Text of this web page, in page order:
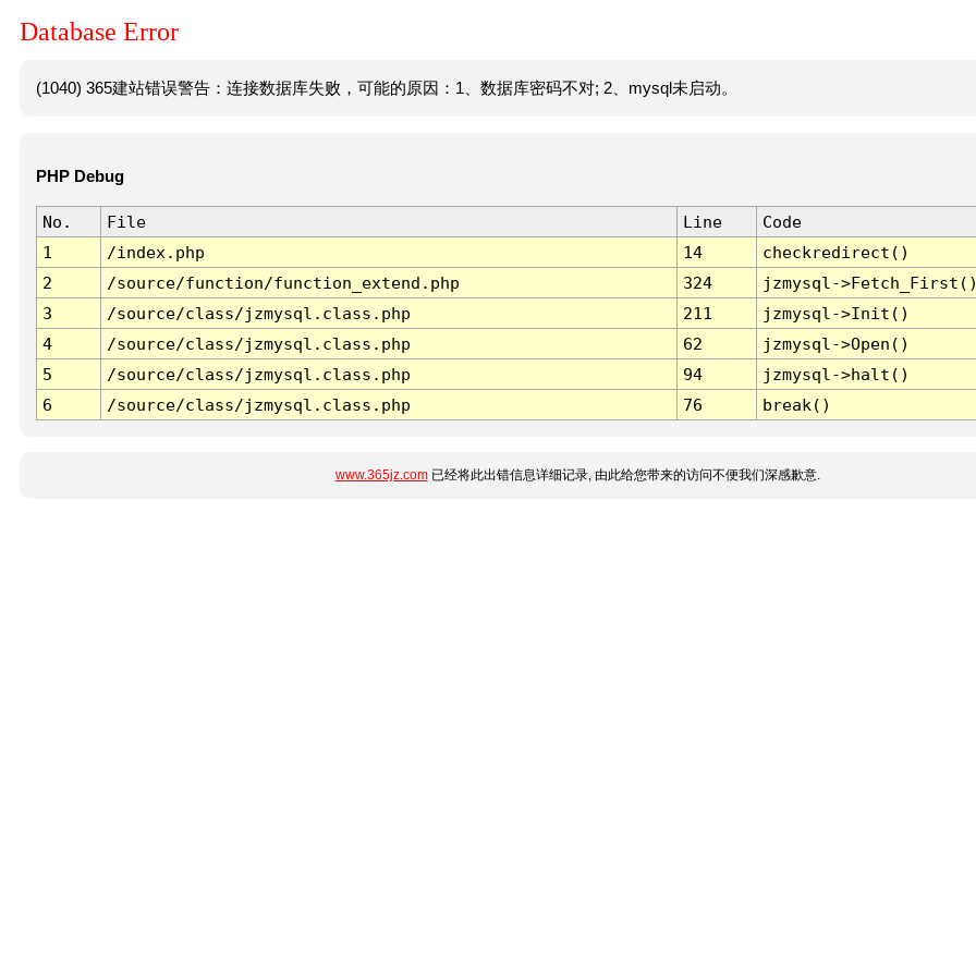
Database Error
(1040) 365建站错误警告：连接数据库失败，可能的原因：1、数据库密码不对; 2、mysql未启动。
PHP Debug
No. File Line
Code
1
/index.php 14
checkredirect()
2
/source/function/function_extend.php 324
jzmysql-
3
/source/class/jzmysql.class.php 211
jzmysql->Init()
4
/source/class/jzmysql.class.php 62
jzmysql->Open()
5
/source/class/jzmysql.class.php 94
jzmysql->halt()
6
/source/class/jzmysql.class.php 76 break()
www.365jz.com已经将此出错信息详细记录, 由此给您带来的访问不便我们深感歉意.